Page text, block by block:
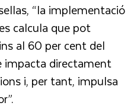
“la implementació
calcula que pot
al 60 per cent del
impacta directament
i, per tant, impulsa